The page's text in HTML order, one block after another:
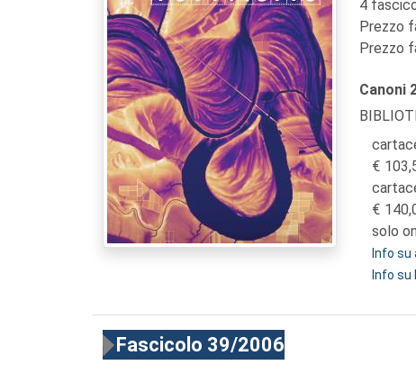
4
Prezzo
Prezzo
Canoni
solo
Info
Info su
Fascicolo 39/2006